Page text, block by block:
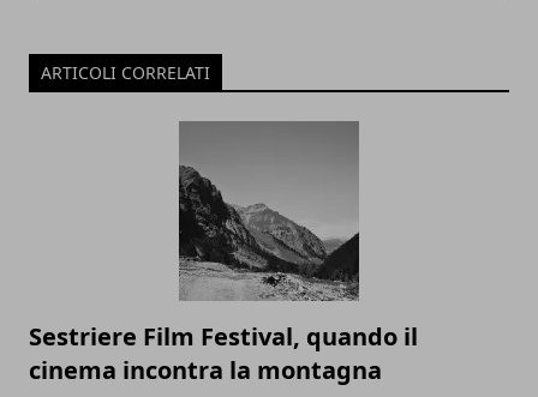
ARTICOLI CORRELATI
Sestriere Film Festival, quando il
cinema incontra la montagna